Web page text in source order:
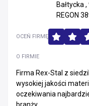
Bałtycka
REGON
O FIRMIE
Firma Rex-Stal z
wysokiej jakości
oczekiwania
OCEŃ FIRMĘ